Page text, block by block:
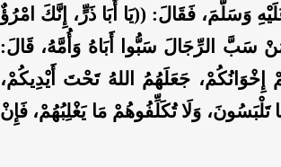
وَسَلَّمَ، فَقَالَ: ((يَا أَبَا ذَرٍّ، إِنَّكَ امْرُؤٌ
سَبَّ الرِّجَالَ سَبُّوا أَبَاهُ وَأُمَّهُ، قَالَ:
إِخْوَانُكُمْ، جَعَلَهُمُ اللهُ تَحْتَ أَيْدِيكُمْ،
وَلَا تُكَلِّفُوهُمْ مَا يَغْلِبُهُمْ، فَإِنْ